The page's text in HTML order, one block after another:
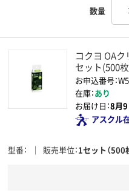
数量
コクヨ OAク
セット(500
お申込番号：
在庫：あり
お届け日：8月9
アスクル
型番 販売単位 1セット（500